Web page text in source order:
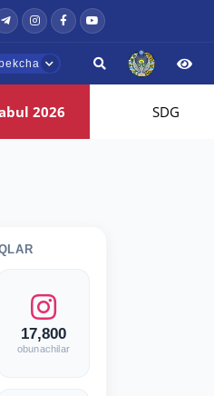
2026 SDG
17,800
obunachilar